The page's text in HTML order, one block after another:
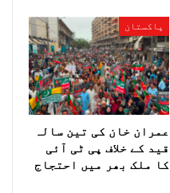
پاکستان
عمران خان کی تین سالہ
قید کے خلاف پی ٹی آئی
کا ملک بھر میں احتجاج